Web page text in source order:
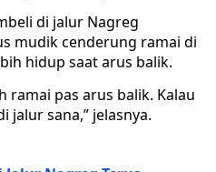
di jalur Nagreg
mudik cenderung ramai di
hidup saat arus balik.
ramai pas arus balik. Kalau
jalur sana,” jelasnya.